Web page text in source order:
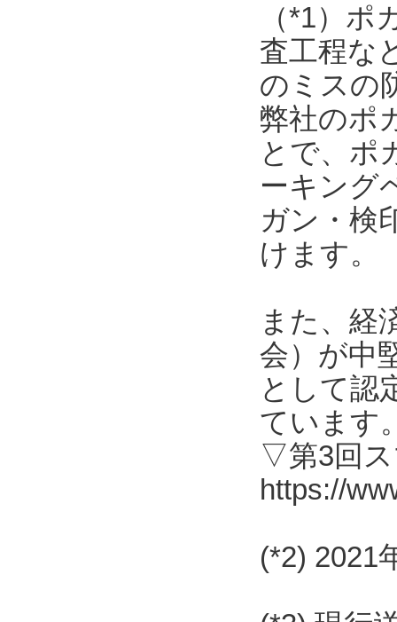
（*1）
査工程な
のミスの
弊社のポ
とで、ポ
ーキング
ガン・検
けます。
また、経
会）が中
として認
ています
▽第3回ス
https://
(*2) 2021